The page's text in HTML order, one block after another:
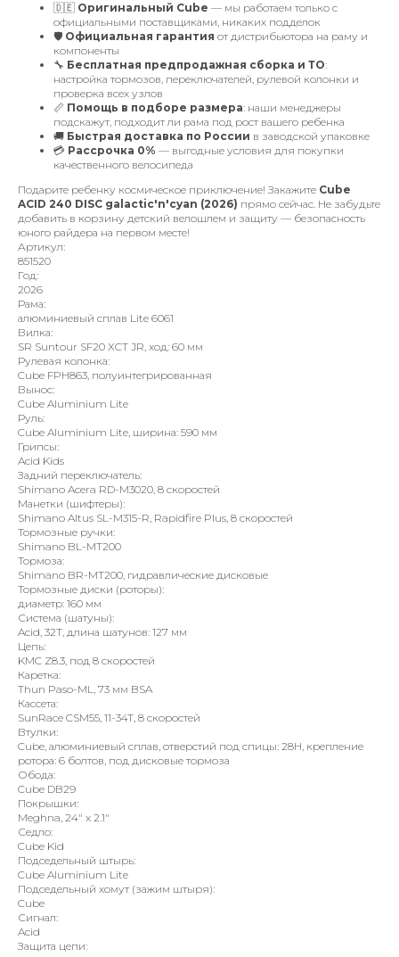
🇩🇪 Оригинальный Cube — мы работаем только с
официальными поставщиками, никаких подделок
🛡 Официальная гарантия от дистрибьютора на раму и
компоненты
🔧 Бесплатная предпродажная сборка и ТО:
настройка тормозов, переключателей, рулевой колонки и
проверка всех узлов
📏 Помощь в подборе размера: наши менеджеры
подскажут, подходит ли рама под рост вашего ребенка
🚚 Быстрая доставка по России в заводской упаковке
💳 Рассрочка 0% — выгодные условия для покупки
качественного велосипеда
Подарите ребенку космическое приключение! Закажите Cube
ACID 240 DISC galactic'n'cyan (2026) прямо сейчас. Не забудьте
добавить в корзину детский велошлем и защиту — безопасность
юного райдера на первом месте!
Артикул:
851520
Год:
2026
Рама:
алюминиевый сплав Lite 6061
Вилка:
SR Suntour SF20 XCT JR, ход: 60 мм
Рулевая колонка:
Cube FPH863, полуинтегрированная
Вынос:
Cube Aluminium Lite
Руль:
Cube Aluminium Lite, ширина: 590 мм
Грипсы:
Acid Kids
Задний переключатель:
Shimano Acera RD-M3020, 8 скоростей
Манетки (шифтеры):
Shimano Altus SL-M315-R, Rapidfire Plus, 8 скоростей
Тормозные ручки:
Shimano BL-MT200
Тормоза:
Shimano BR-MT200, гидравлические дисковые
Тормозные диски (роторы):
диаметр: 160 мм
Система (шатуны):
Acid, 32T, длина шатунов: 127 мм
Цепь:
KMC Z8.3, под 8 скоростей
Каретка:
Thun Paso-ML, 73 мм BSA
Кассета:
SunRace CSM55, 11-34T, 8 скоростей
Втулки:
Cube, алюминиевый сплав, отверстий под спицы: 28H, крепление
ротора: 6 болтов, под дисковые тормоза
Обода:
Cube DB29
Покрышки:
Meghna, 24" x 2.1"
Седло:
Cube Kid
Подседельный штырь:
Cube Aluminium Lite
Подседельный хомут (зажим штыря):
Cube
Сигнал:
Acid
Защита цепи: